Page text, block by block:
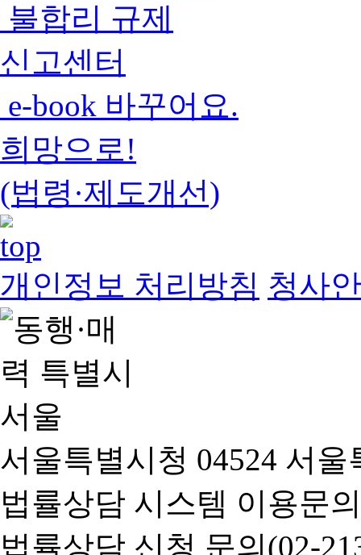
불합리 규제
신고센터
e-book 바꾸어요.
희망으로!
(법령·제도개선)
개인정보 처리방침 청사
서울특별시청 04524 서
법률상담 시스템 이용문
법률상담 신청 문의(02-